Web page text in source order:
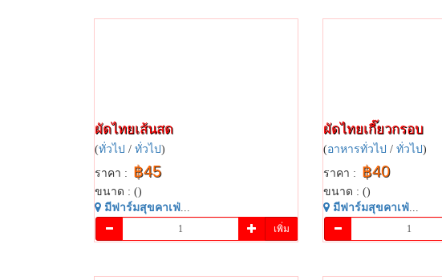
ผัดไทยเส้นสด
(ทั่วไป / ทั่วไป)
ราคา : ฿45
ขนาด : ()
มี​ฟาร์​มสุข​คาเฟ่​ ...
เพิ่ม
ผัดไทย​เกี๊ยว​กรอบ
(อาหารทั่วไป / ทั่วไป)
ราคา : ฿40
ขนาด : ()
มี​ฟาร์​มสุข​คาเฟ่​ ...